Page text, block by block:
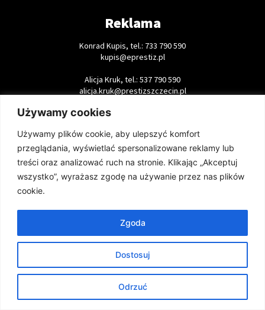
Używamy cookies
Używamy plików cookie, aby ulepszyć komfort
przeglądania, wyświetlać spersonalizowane reklamy lub
treści oraz analizować ruch na stronie. Klikając „Akceptuj
wszystko”, wyrażasz zgodę na używanie przez nas plików
cookie.
Dostosuj
Odrzuć
Zgoda
Reklama
Konrad Kupis, tel.: 733 790 590
kupis@eprestiz.pl
Alicja Kruk, tel.: 537 790 590
alicja.kruk@prestizszczecin.pl
Karina Tessar, tel.: 537 490 970
Redakcja
Aneta Dolega,
Michał Sarosiek
Anna Ołów-Wachowicz,
Zbigniew Skarul
Magazyn Prestiż